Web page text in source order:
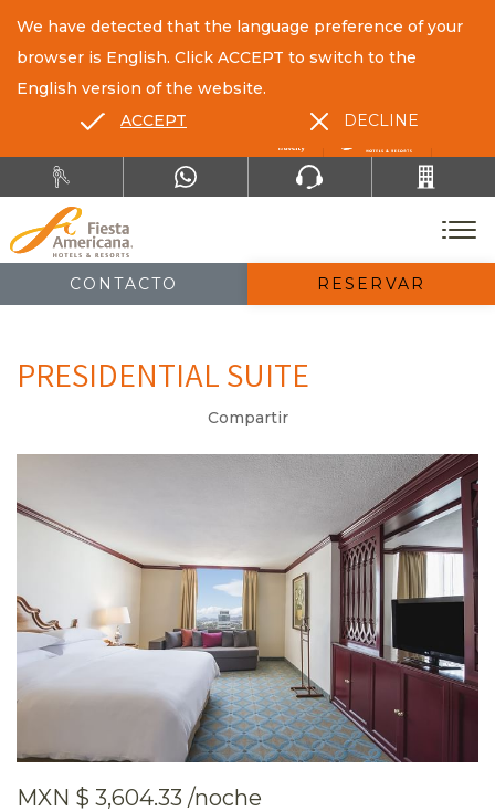
CONTACTO RESERVAR
We have detected that the language preference of your
browser is English. Click ACCEPT to switch to the
English version of the website.
ACCEPT
DECLINE
PRESIDENTIAL SUITE
Compartir
MXN $ 3,604.33 /noche